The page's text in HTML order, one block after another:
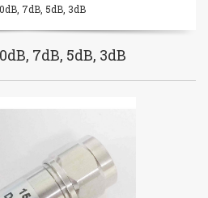
7dB, 5dB, 3dB
7dB, 5dB, 3dB